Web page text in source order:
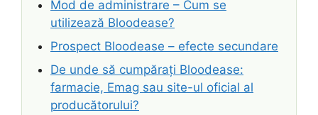
Mod de administrare – Cum se
utilizează Bloodease?
Prospect Bloodease – efecte secundare
De unde să cumpărați Bloodease:
farmacie, Emag sau site-ul oficial al
producătorului?